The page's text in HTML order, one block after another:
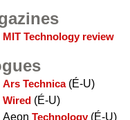
MIT Technology review
Ars Technica(É-U)
Wired (É-U)
Aeon Technology(É-U)